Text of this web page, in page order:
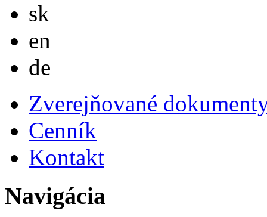
sk
en
de
Zverejňované
Cenník
Kontakt
Navigácia